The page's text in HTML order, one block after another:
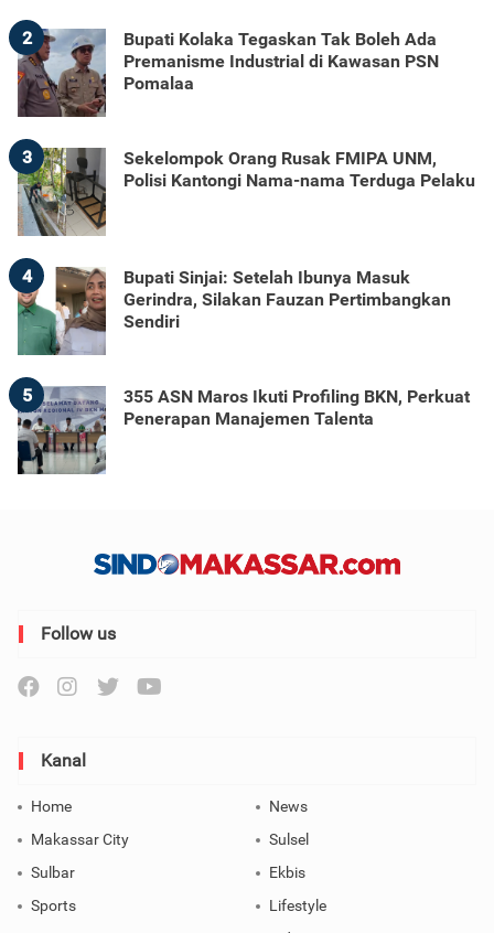
2
Bupati Kolaka Tegaskan Tak Boleh Ada
Premanisme Industrial di Kawasan PSN
Pomalaa
3
Sekelompok Orang Rusak FMIPA UNM,
Polisi Kantongi Nama-nama Terduga Pelaku
4
Bupati Sinjai: Setelah Ibunya Masuk
Gerindra, Silakan Fauzan Pertimbangkan
Sendiri
5
355 ASN Maros Ikuti Profiling BKN, Perkuat
Penerapan Manajemen Talenta
Follow us
Kanal
Home
News
Makassar City
Sulsel
Sulbar
Ekbis
Sports
Lifestyle